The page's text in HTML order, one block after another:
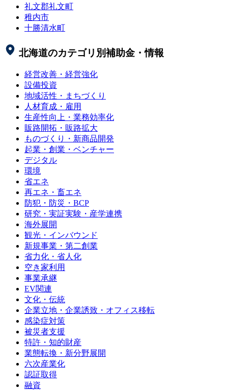
礼文郡礼文町
稚内市
十勝清水町
北海道のカテゴリ別補助金・情報
経営改善・経営強化
設備投資
地域活性・まちづくり
人材育成・雇用
生産性向上・業務効率化
販路開拓・販路拡大
ものづくり・新商品開発
起業・創業・ベンチャー
デジタル
環境
省エネ
再エネ・畜エネ
防犯・防災・BCP
研究・実証実験・産学連携
海外展開
観光・インバウンド
新規事業・第二創業
省力化・省人化
空き家利用
事業承継
EV関連
文化・伝統
企業立地・企業誘致・オフィス移転
感染症対策
被災者支援
特許・知的財産
業態転換・新分野展開
六次産業化
認証取得
融資